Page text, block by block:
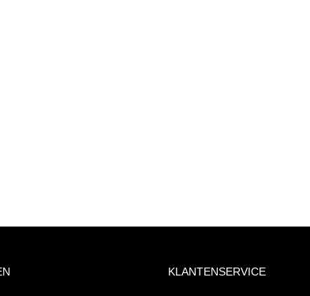
KLANTENSERVICE